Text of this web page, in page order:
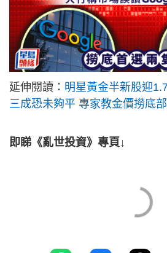
延伸閱讀： 明星黃金半新股迎
三成恐未夠平 專家教金價撈底
即睇《亂世投資》專頁↓